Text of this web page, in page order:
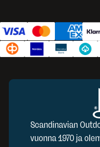
Scandinavian
vuonna 1970 ja